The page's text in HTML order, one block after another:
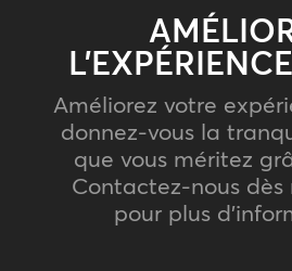
Améliorez votre
donnez-vous la
que vous méritez
Contactez-nous
pour plus